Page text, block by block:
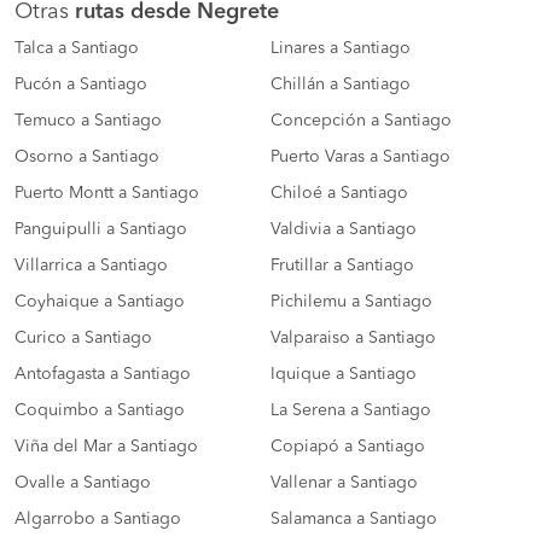
Otras rutas desde Negrete
Talca a Santiago Linares a Santiago
Pucón a Santiago Chillán a Santiago
Temuco a Santiago Concepción a Santiago
Osorno a Santiago Puerto Varas a Santiago
Puerto Montt a Santiago Chiloé a Santiago
Panguipulli a Santiago Valdivia a Santiago
Villarrica a Santiago Frutillar a Santiago
Coyhaique a Santiago Pichilemu a Santiago
Curico a Santiago Valparaiso a Santiago
Antofagasta a Santiago Iquique a Santiago
Coquimbo a Santiago La Serena a Santiago
Viña del Mar a Santiago Copiapó a Santiago
Ovalle a Santiago Vallenar a Santiago
Algarrobo a Santiago Salamanca a Santiago